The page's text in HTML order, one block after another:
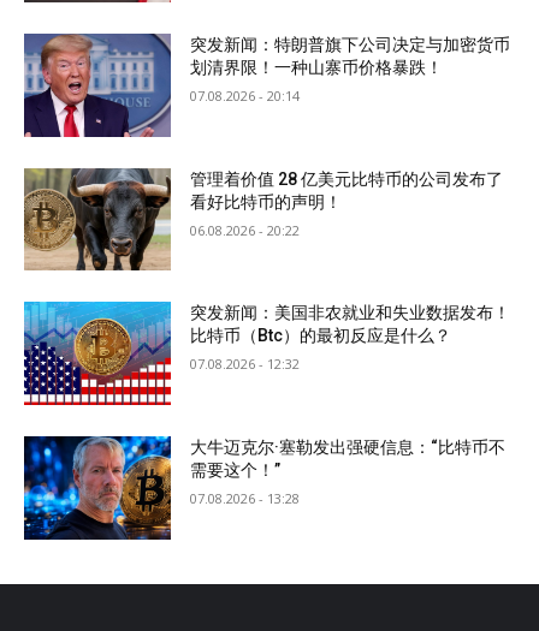
突发新闻：特朗普旗下公司决定与加密货币
划清界限！一种山寨币价格暴跌！
07.08.2026 - 20:14
管理着价值 28 亿美元比特币的公司发布了
看好比特币的声明！
06.08.2026 - 20:22
突发新闻：美国非农就业和失业数据发布！
比特币（Btc）的最初反应是什么？
07.08.2026 - 12:32
大牛迈克尔·塞勒发出强硬信息：“比特币不
需要这个！”
07.08.2026 - 13:28